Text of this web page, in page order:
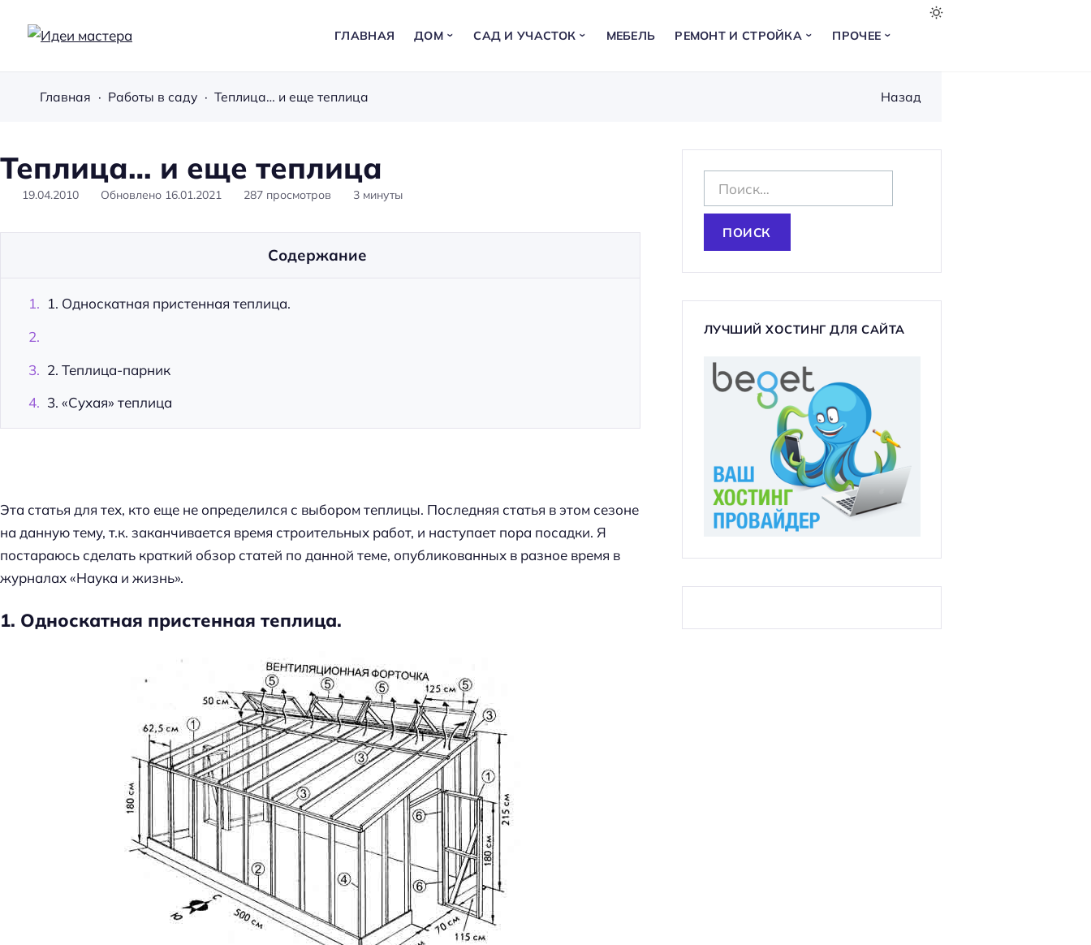
а
с
ГЛАВНАЯ ДОМ САД И УЧАСТОК МЕБЕЛЬ РЕМОНТ И СТРОЙКА ПРОЧЕЕ
Главная Работы в саду Теплица… и еще теплица Назад
Теплица… и еще теплица
19.04.2010 Обновлено 16.01.2021 287 просмотров 3 минуты
Эта статья для тех, кто еще не определился с выбором теплицы. Последняя статья в этом сезоне
на данную тему, т.к. заканчивается время строительных работ, и наступает пора посадки. Я
постараюсь сделать краткий обзор статей по данной теме, опубликованных в разное время в
журналах «Наука и жизнь».
1. Односкатная пристенная теплица.
Содержание
1. Односкатная пристенная теплица.
2. Теплица-парник
3. «Сухая» теплица
а
т
и
ЛУЧШИЙ ХОСТИНГ ДЛЯ САЙТА